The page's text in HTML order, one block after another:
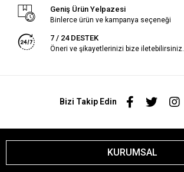
Geniş Ürün Yelpazesi
Binlerce ürün ve kampanya seçeneği
7 / 24 DESTEK
Öneri ve şikayetlerinizi bize iletebilirsiniz.
Bizi Takip Edin
KURUMSAL